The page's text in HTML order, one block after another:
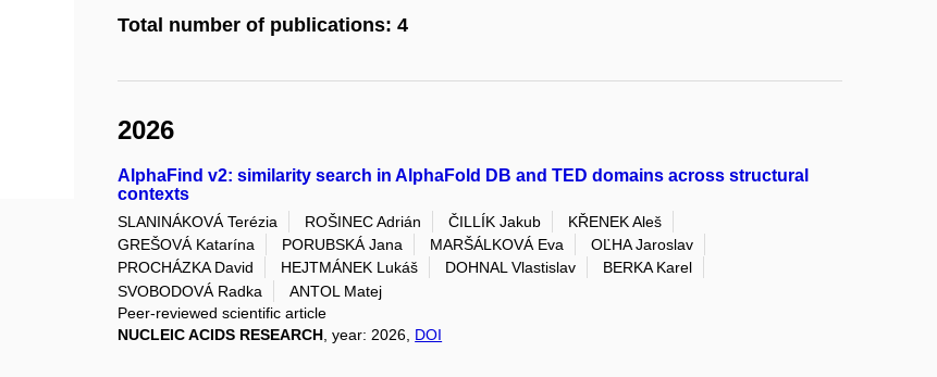
Total number of publications: 4
2026
AlphaFind v2: similarity search in AlphaFold DB and TED domains across structural
contexts
SLANINÁKOVÁ Terézia ROŠINEC Adrián ČILLÍK Jakub
KŘENEK Aleš
GREŠOVÁ Katarína
PORUBSKÁ Jana MARŠÁLKOVÁ Eva
OĽHA Jaroslav
PROCHÁZKA David
HEJTMÁNEK Lukáš DOHNAL Vlastislav
BERKA Karel
SVOBODOVÁ Radka
ANTOL Matej
Peer-reviewed scientific article
NUCLEIC ACIDS RESEARCH , year: 2026, DOI